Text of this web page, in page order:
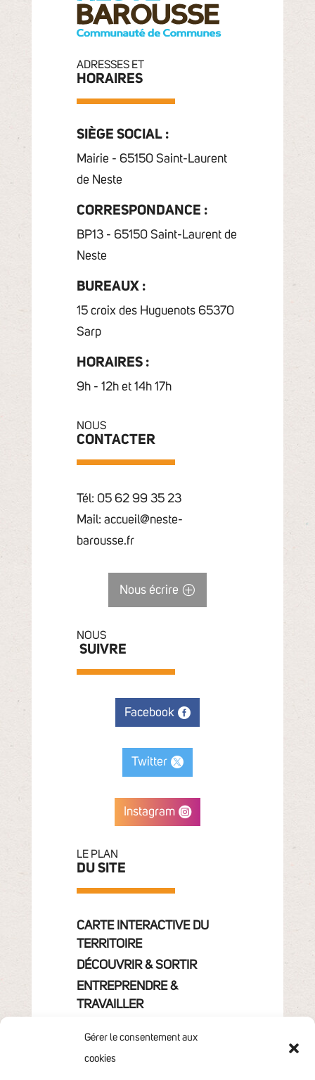
Gérer le consentement aux
cookies
ADRESSES ET
HORAIRES
SIÈGE SOCIAL :
Mairie - 65150 Saint-Laurent
de Neste
CORRESPONDANCE :
BP13 - 65150 Saint-Laurent de
Neste
BUREAUX :
15 croix des Huguenots 65370
Sarp
HORAIRES :
9h - 12h et 14h 17h
NOUS
CONTACTER
Tél: 05 62 99 35 23
Mail: accueil@neste-
barousse.fr
Nous écrire
NOUS
SUIVRE
Facebook
Twitter
Instagram
LE PLAN
DU SITE
CARTE INTERACTIVE DU
TERRITOIRE
DÉCOUVRIR & SORTIR
ENTREPRENDRE &
TRAVAILLER